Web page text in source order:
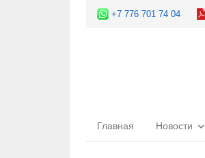
+7 776 701 74 04
Главная Новости